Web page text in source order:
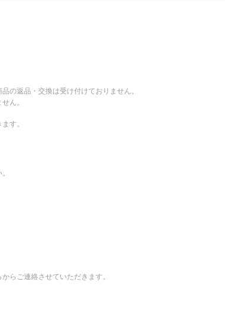
の返品・交換は受け付けておりません。
ん。
す。
らご連絡させていただきます。